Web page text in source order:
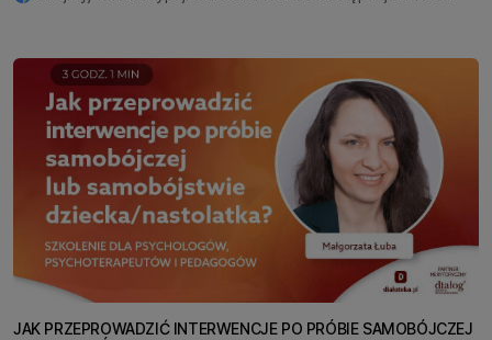
JAK PRZEPROWADZIĆ INTERWENCJE PO PRÓBIE SAMOBÓJCZEJ